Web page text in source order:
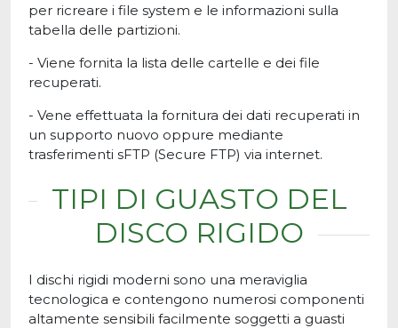
per ricreare i file system e le informazioni sulla
tabella delle partizioni.
- Viene fornita la lista delle cartelle e dei file
recuperati.
- Vene effettuata la fornitura dei dati recuperati in
un supporto nuovo oppure mediante
trasferimenti sFTP (Secure FTP) via internet.
TIPI DI GUASTO DEL
DISCO RIGIDO
I dischi rigidi moderni sono una meraviglia
tecnologica e contengono numerosi componenti
altamente sensibili facilmente soggetti a guasti